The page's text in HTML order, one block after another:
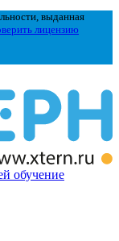
выданная
лицензию
обучение